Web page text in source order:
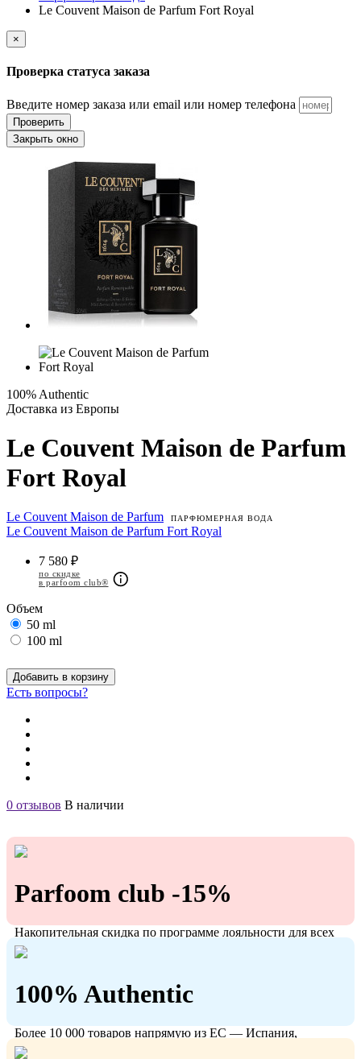
Le Couvent Maison de Parfum Fort Royal
×
Проверка статуса заказа
Введите номер заказа или email или номер телефона
Проверить
Закрыть окно
100% Authentic
Доставка из Европы
Le Couvent Maison de Parfum
Fort Royal
Le Couvent Maison de Parfum ПАРФЮМЕРНАЯ ВОДА
Le Couvent Maison de Parfum Fort Royal
7 580 ₽
по скидке
в parfoom club®
Объем
50 ml
100 ml
Добавить в корзину
Есть вопросы?
0 отзывов В наличии
Parfoom club -15%
Накопительная скидка по программе лояльности для всех
кто с нами!
100% Authentic
Более 10 000 товаров напрямую из ЕС — Испания,
Польша, Германия.